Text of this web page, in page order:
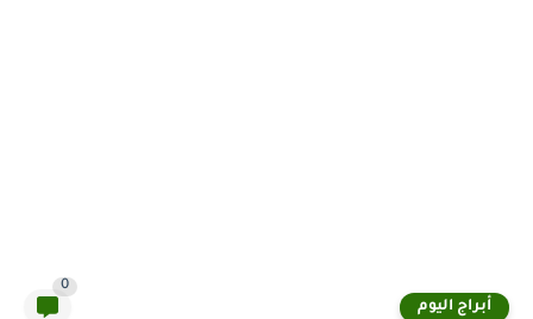
أبراج اليوم
0